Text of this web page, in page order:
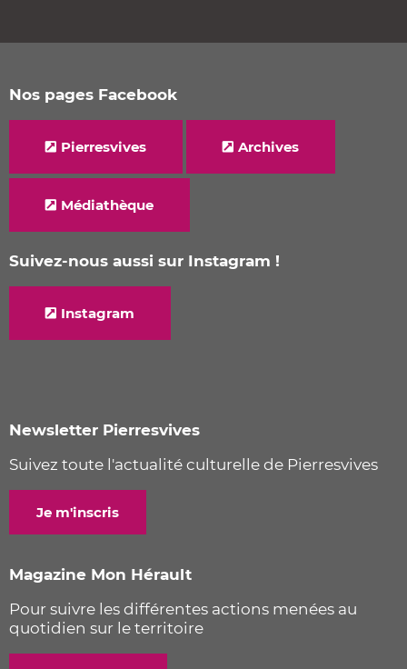
Nos pages Facebook
Pierresvives Archives
Médiathèque
Suivez-nous aussi sur Instagram !
Instagram
Newsletter Pierresvives
Suivez toute l'actualité culturelle de Pierresvives
Je m'inscris
Magazine Mon Hérault
Pour suivre les différentes actions menées au
quotidien sur le territoire